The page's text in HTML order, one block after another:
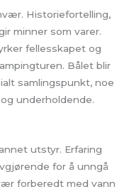
Historiefortelling,
minner som varer.
fellesskapet og
Bålet blir
samlingspunkt, noe
underholdende.
utstyr. Erfaring
for å unngå
forberedt med vann